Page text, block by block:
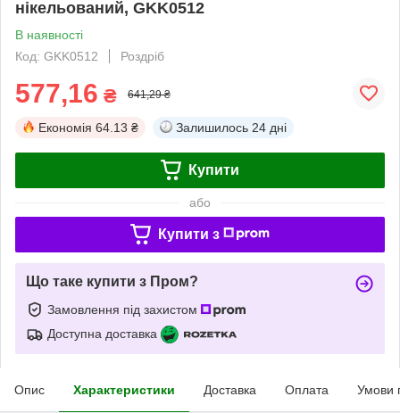
нікельований, GKK0512
В наявності
Код: GKK0512
Роздріб
577,16 ₴ 641,29 ₴
Економія 64.13 ₴ Залишилось 24 дні
Купити
або
Купити з
Що таке купити з Пром?
Замовлення під захистом
Доступна доставка
Опис Характеристики Доставка Оплата Умови